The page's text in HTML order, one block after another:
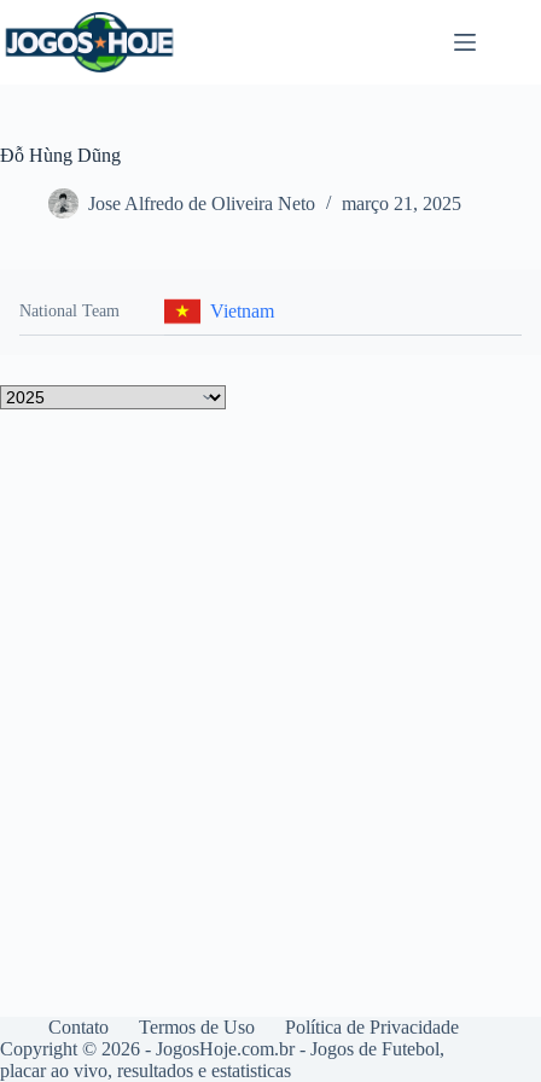
para
o
Đỗ Hùng Dũng
Jose Alfredo de Oliveira Neto março 21, 2025
National Team Vietnam
Contato Termos de Uso
Política de Privacidade
Copyright © 2026 - JogosHoje.com.br - Jogos de Futebol,
placar ao vivo, resultados e estatisticas